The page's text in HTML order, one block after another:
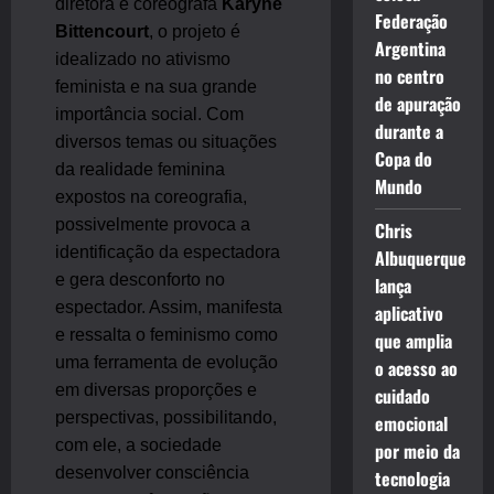
diretora e coreógrafa Karyne
Bittencourt, o projeto é
idealizado no ativismo
feminista e na sua grande
importância social. Com
diversos temas ou situações
da realidade feminina
expostos na coreografia,
possivelmente provoca a
identificação da espectadora
e gera desconforto no
espectador. Assim, manifesta
e ressalta o feminismo como
uma ferramenta de evolução
em diversas proporções e
perspectivas, possibilitando,
com ele, a sociedade
desenvolver consciência
Federação
Argentina
no centro
de apuração
durante a
Copa do
Mundo
Chris
Albuquerque
lança
aplicativo
que amplia
o acesso ao
cuidado
emocional
por meio da
tecnologia